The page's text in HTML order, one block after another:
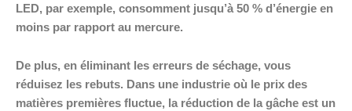
LED, par exemple, consomment jusqu’à 50 % d’énergie en
moins par rapport au mercure.
De plus, en éliminant les erreurs de séchage, vous
réduisez les rebuts. Dans une industrie où le prix des
matières premières fluctue, la réduction de la gâche est un